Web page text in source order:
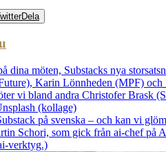
Dela
dina möten, Substacks nya
Karin Lönnheden (MPF)
på svenska – och kan vi
Schori, som gick från ai-chef på
verktyg.)